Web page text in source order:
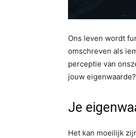
Ons leven wordt
omschreven als
perceptie van
jouw
Je
Het kan moeilijk